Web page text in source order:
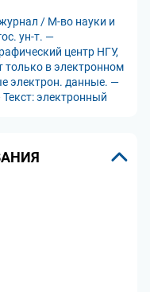
/ М-во науки и
ун-т. —
центр НГУ,
только в электронном
электрон. данные. —
электронный